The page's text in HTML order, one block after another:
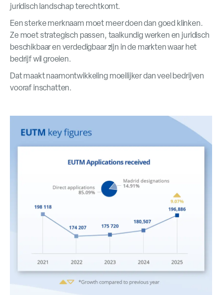
juridisch landschap terechtkomt.
Een sterke merknaam moet meer doen dan goed klinken.
Ze moet strategisch passen, taalkundig werken en juridisch
beschikbaar en verdedigbaar zijn in de markten waar het
bedrijf wil groeien.
Dat maakt naamontwikkeling moeilijker dan veel bedrijven
vooraf inschatten.